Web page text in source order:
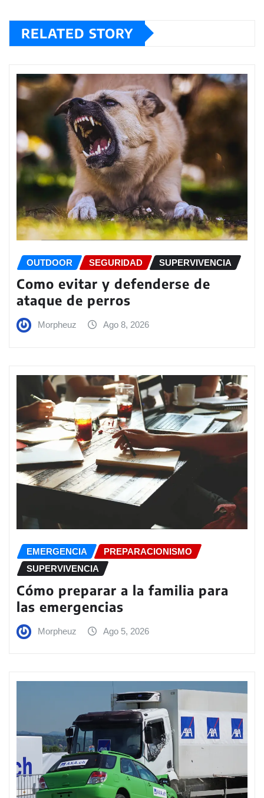
RELATED STORY
OUTDOOR SEGURIDAD SUPERVIVENCIA
Como evitar y defenderse de
ataque de perros
Morpheuz Ago 8, 2026
EMERGENCIA
PREPARACIONISMO
SUPERVIVENCIA
Cómo preparar a la familia para
las emergencias
Morpheuz Ago 5, 2026